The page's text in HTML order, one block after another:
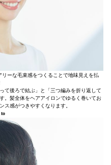
ーな毛束感をつくることで地味見えを払
て後ろで結ぶ」と「三つ編みを折り返して
。髪全体をヘアアイロンでゆるく巻いてお
ス感がつきやすくなります。